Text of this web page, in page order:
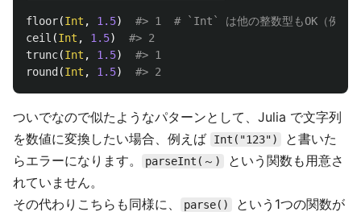
floor(Int , 1.5)
#> 1  # `Int` は他の整数型もOK（例：
ceil (Int , 1.5)
#> 2
trunc(Int , 1.5)
#> 1
round (Int , 1.5) #> 2
ついでなので似たようなパターンとして、Julia で文字列
を数値に変換したい場合、例えば
Int("123")
と書いた
らエラーになります。
parseInt(～)
という関数も用意さ
れていません。
その代わりこちらも同様に、
parse()
という1つの関数が